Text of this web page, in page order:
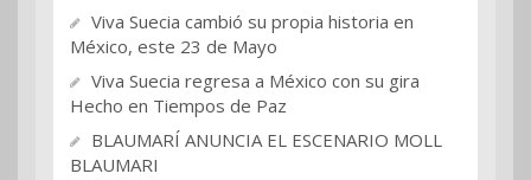
Viva Suecia cambió su propia historia en
México, este 23 de Mayo
Viva Suecia regresa a México con su gira
Hecho en Tiempos de Paz
BLAUMARÍ ANUNCIA EL ESCENARIO MOLL
BLAUMARI